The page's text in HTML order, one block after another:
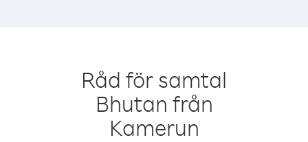
Råd för samtal
Bhutan från
Kamerun